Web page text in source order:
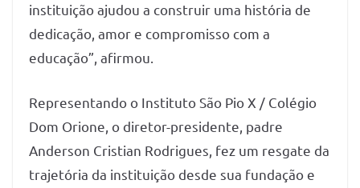
instituição ajudou a construir uma história de
dedicação, amor e compromisso com a
educação”, afirmou.
Representando o Instituto São Pio X / Colégio
Dom Orione, o diretor-presidente, padre
Anderson Cristian Rodrigues, fez um resgate da
trajetória da instituição desde sua fundação e